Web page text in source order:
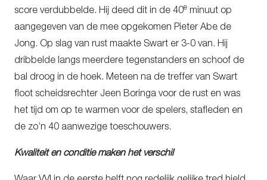
score verdubbelde. Hij deed dit in de 40e minuut op
aangegeven van de mee opgekomen Pieter Abe de
Jong. Op slag van rust maakte Swart er 3-0 van. Hij
dribbelde langs meerdere tegenstanders en schoof de
bal droog in de hoek. Meteen na de treffer van Swart
floot scheidsrechter Jeen Boringa voor de rust en was
het tijd om op te warmen voor de spelers, stafleden en
de zo’n 40 aanwezige toeschouwers.
Kwaliteit en conditie maken het verschil